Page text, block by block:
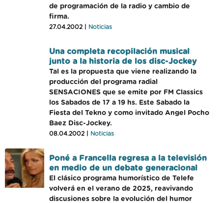
de programación de la radio y cambio de
firma.
27.04.2002 | Noticias
Una completa recopilación musical
junto a la historia de los disc-Jockey
Tal es la propuesta que viene realizando la
producción del programa radial
SENSACIONES que se emite por FM Classics
los Sabados de 17 a 19 hs. Este Sabado la
Fiesta del Tekno y como invitado Angel Pocho
Baez Disc-Jockey.
08.04.2002 | Noticias
Poné a Francella regresa a la televisión
en medio de un debate generacional
El clásico programa humorístico de Telefe
volverá en el verano de 2025, reavivando
discusiones sobre la evolución del humor